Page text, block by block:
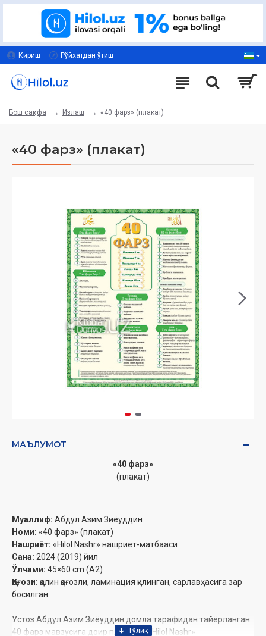
Кириш Рўйхатдан ўтиш
Бош саҳифа Излаш «40 фарз» (плакат)
«40 фарз» (плакат)
МАЪЛУМОТ
«40 фарз»
(плакат)
Муаллиф: Абдул Азим Зиёуддин
Номи: «40 фарз» (плакат)
Нашриёт: «Hilol Nashr» нашриёт-матбааси
Сана: 2024 (2019) йил
Ўлчами: 45×60 cm (A2)
Қоғози: қалин қоғозли, ламинация қилинган, сарлавҳасига зар
босилган
Устоз Абдул Азим Зиёуддин домла тарафидан тайёрланган
40 фарз мавзусига доир плакатни «Hilol Nashr»